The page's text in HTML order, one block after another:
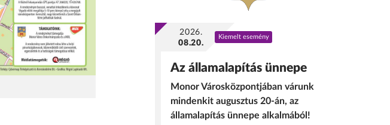
2026.
08.20.
Kiemelt esemény
Az államalapítás ünnepe
Monor Városközpontjában várunk
mindenkit augusztus 20-án, az
államalapítás ünnepe alkalmából!